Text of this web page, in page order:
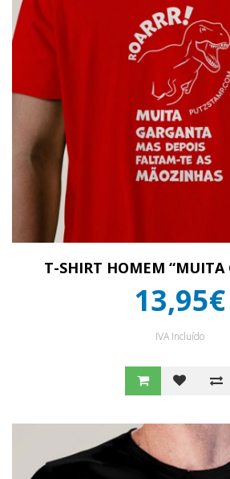
T-SHIRT HOMEM “MUITA
13,95€
IVA Incluído